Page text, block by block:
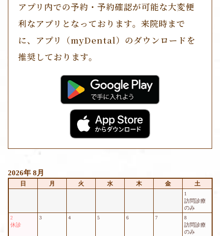
アプリ内での予約・予約確認が可能な大変便
利なアプリとなっております。来院時まで
に、アプリ（myDental）のダウンロードを
推奨しております。